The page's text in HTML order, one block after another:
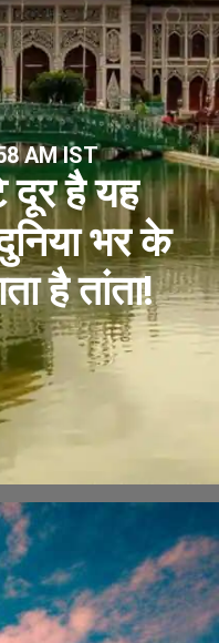
AM IST
दूर है यह
भर के
है तांता!